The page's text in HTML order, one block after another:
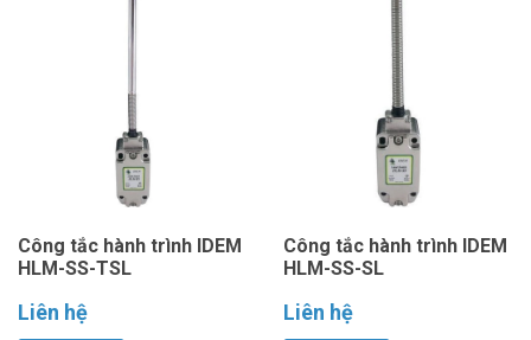
Công tắc hành trình IDEM
HLM-SS-TSL
Liên hệ
Công tắc hành trình IDEM
HLM-SS-SL
Liên hệ